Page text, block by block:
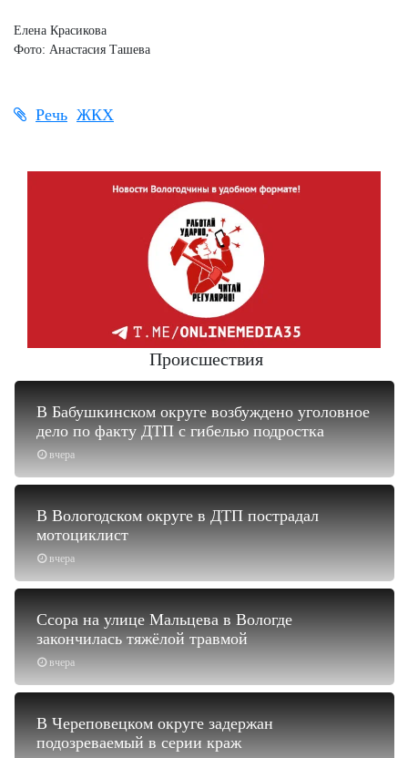
Елена Красикова
Фото: Анастасия Ташева
Речь ЖКХ
Происшествия
вчера
В Бабушкинском округе возбуждено уголовное
дело по факту ДТП с гибелью подростка
вчера
В Вологодском округе в ДТП пострадал
мотоциклист
вчера
Ссора на улице Мальцева в Вологде
закончилась тяжёлой травмой
В Череповецком округе задержан
подозреваемый в серии краж